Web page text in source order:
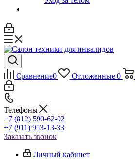
Сравнение0 Отложенные 0
Телефоны
+7 (812) 590-62-02
+7 (911) 953-13-33
Заказать звонок
Личный кабинет